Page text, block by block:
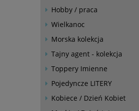
Hobby / praca
Wielkanoc
Morska kolekcja
Tajny agent - kolekcja
Toppery Imienne
Pojedyncze LITERY
Kobiece / Dzień Kobiet